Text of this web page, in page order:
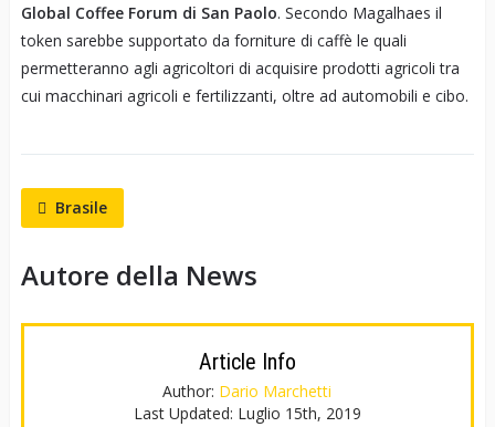
Global Coffee Forum di San Paolo. Secondo Magalhaes il
token sarebbe supportato da forniture di caffè le quali
permetteranno agli agricoltori di acquisire prodotti agricoli tra
cui macchinari agricoli e fertilizzanti, oltre ad automobili e cibo.
Brasile
Autore della News
Article Info
Author: Dario Marchetti
Last Updated: Luglio 15th, 2019